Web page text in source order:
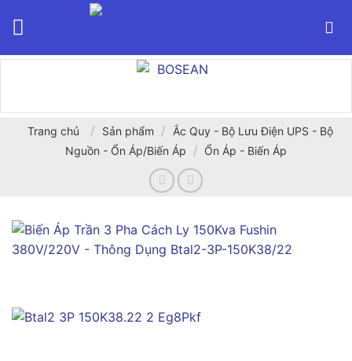
Trang chủ / Sản phẩm /
Ắc Quy - Bộ Lưu Điện UPS - Bộ
Nguồn - Ổn Áp/Biến Áp
/ Ổn Áp - Biến Áp